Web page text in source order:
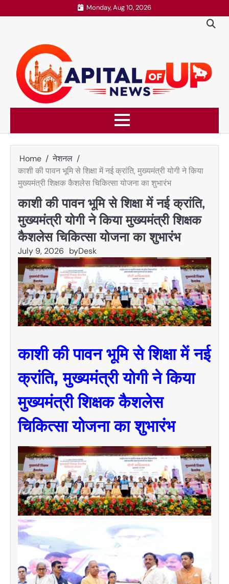
to
Monday, Aug 10, 2026
Home
नेशनल
काशी की पावन भूमि से शिक्षा में नई क्रांति, मुख्यमंत्री योगी ने किया
मुख्यमंत्री शिक्षक कैशलेस चिकित्सा योजना का शुभारंभ
काशी की पावन भूमि से शिक्षा में नई क्रांति,
मुख्यमंत्री योगी ने किया मुख्यमंत्री शिक्षक
कैशलेस चिकित्सा योजना का शुभारंभ
July 9, 2026 byDesk
काशी की पावन भूमि से शिक्षा में नई
क्रांति, मुख्यमंत्री योगी ने किया
मुख्यमंत्री शिक्षक कैशलेस
चिकित्सा योजना का शुभारंभ